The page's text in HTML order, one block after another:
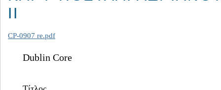
II
CP-0907 re.pdf
Dublin Core